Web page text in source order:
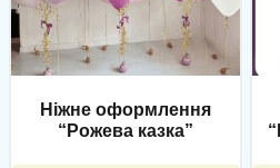
Ніжне оформлення
“Рожева казка”